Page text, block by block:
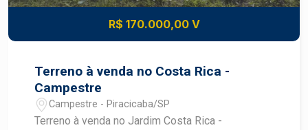
informações e agende uma visita!
R$ 170.000,00 V
Terreno à venda no Costa Rica -
Campestre
Campestre - Piracicaba/SP
Terreno à venda no Jardim Costa Rica -